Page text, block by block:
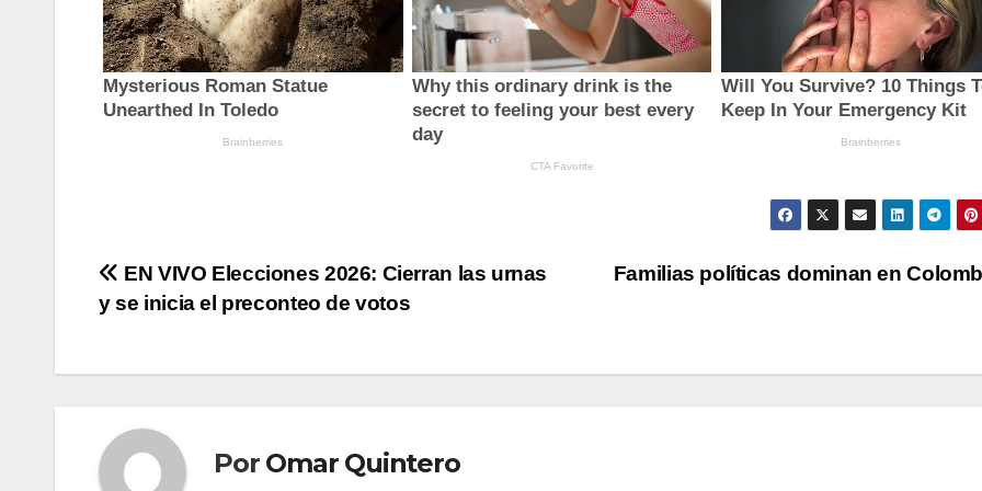
Navegación
de
entradas
Familias políticas dominan en
EN VIVO Elecciones 2026: Cierran las urnas
y se inicia el preconteo de votos
Por Omar Quintero